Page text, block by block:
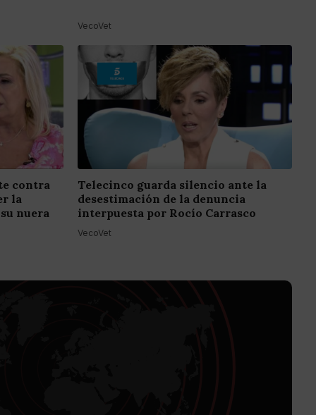
VecoVet
contra
la
nuera
Telecinco guarda silencio ante la
desestimación de la denuncia
interpuesta por Rocío Carrasco
VecoVet